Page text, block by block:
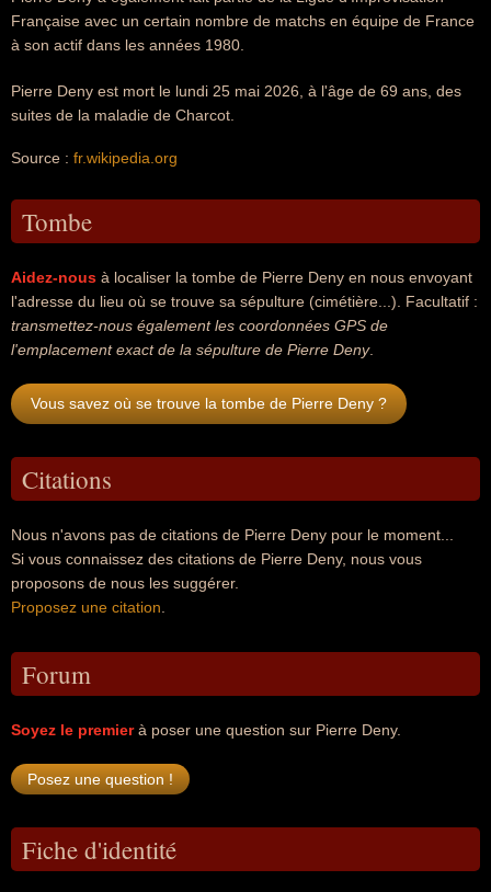
Française avec un certain nombre de matchs en équipe de France
à son actif dans les années 1980.
Pierre Deny est mort le lundi 25 mai 2026, à l'âge de 69 ans, des
suites de la maladie de Charcot.
Source : fr.wikipedia.org
Tombe
Aidez-nous à localiser la tombe de Pierre Deny en nous envoyant
l'adresse du lieu où se trouve sa sépulture (cimétière...). Facultatif :
transmettez-nous également les coordonnées GPS de
l'emplacement exact de la sépulture de Pierre Deny.
Vous savez où se trouve la tombe de Pierre Deny ?
Citations
Nous n'avons pas de citations de Pierre Deny pour le moment...
Si vous connaissez des citations de Pierre Deny, nous vous
proposons de nous les suggérer.
Proposez une citation
Forum
Soyez le premierà poser une question sur Pierre Deny.
Fiche d'identité